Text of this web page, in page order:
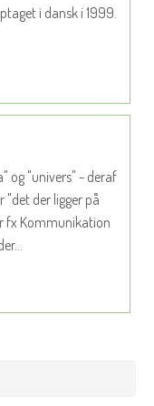
i dansk i 1999.
og "univers" - deraf
"det der ligger på
fx Kommunikation